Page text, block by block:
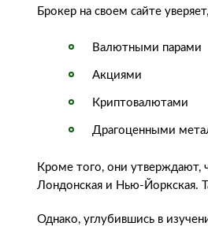
Брокер на своем сайте
Валютными парами
Акциями
Криптовалютами
Драгоценными
Кроме того, они утверждают,
Лондонская и Нью-Йоркская.
Однако, углубившись в